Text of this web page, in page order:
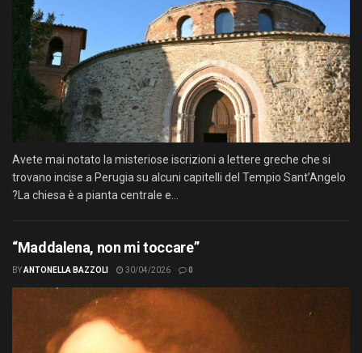
Avete mai notato la misteriose iscrizioni a lettere greche che si
trovano incise a Perugia su alcuni capitelli del Tempio Sant’Angelo
?La chiesa è a pianta centrale e...
“Maddalena, non mi toccare”
BYANTONELLA BAZZOLI 30/04/2026 0